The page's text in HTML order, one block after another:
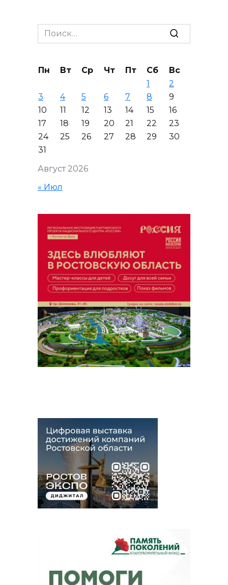
Search
for:
Август 2026
Пн Вт Ср Чт Пт Сб
Вс
1
2
3
4 5 6 7 8
9
10
11 12 13 14 15
16
17
18 19 20 21 22
23
24
25 26 27 28 29
30
31
« Июл